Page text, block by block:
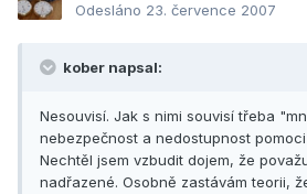
Odesláno 23. července 2007
kober napsal:
Nesouvisí. Jak s nimi souvisí třeba
nebezpečnost a nedostupnost
Nechtěl jsem vzbudit dojem, že
nadřazené. Osobně zastávám teorii,